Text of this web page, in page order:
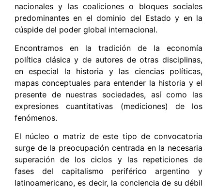
nacionales y las coaliciones o bloques sociales
predominantes en el dominio del Estado y en la
cúspide del poder global internacional.
Encontramos en la tradición de la economía
política clásica y de autores de otras disciplinas,
en especial la historia y las ciencias políticas,
mapas conceptuales para entender la historia y el
presente de nuestras sociedades, así como las
expresiones cuantitativas (mediciones) de los
fenómenos.
El núcleo o matriz de este tipo de convocatoria
surge de la preocupación centrada en la necesaria
superación de los ciclos y las repeticiones de
fases del capitalismo periférico argentino y
latinoamericano, es decir, la conciencia de su débil